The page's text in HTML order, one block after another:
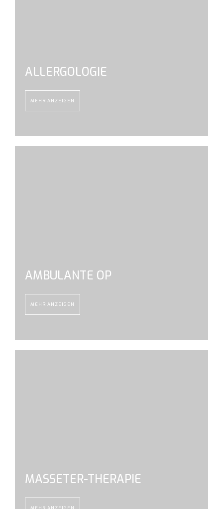
ALLERGOLOGIE
MEHR ANZEIGEN
AMBULANTE OP
MEHR ANZEIGEN
MASSETER-THERAPIE